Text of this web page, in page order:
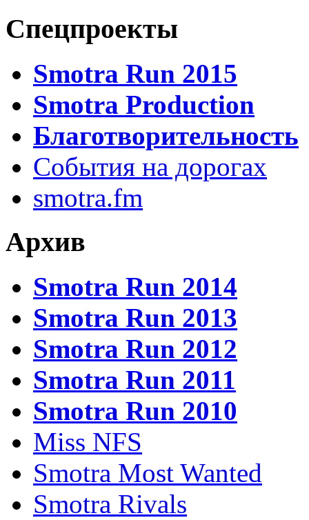
Спецпроекты
Smotra Run 2015
Smotra Production
Благотворительность
События на дорогах
smotra.fm
Архив
Smotra Run 2014
Smotra Run 2013
Smotra Run 2012
Smotra Run 2011
Smotra Run 2010
Miss NFS
Smotra Most Wanted
Smotra Rivals